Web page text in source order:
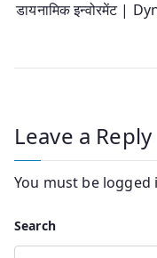
डायनामिक इन्वोरमेंट |
Leave a Reply
You must be logged
Search